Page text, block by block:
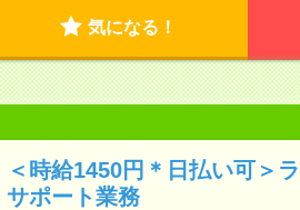
気になる！
＜時給1450円＊日払い可＞
サポート業務